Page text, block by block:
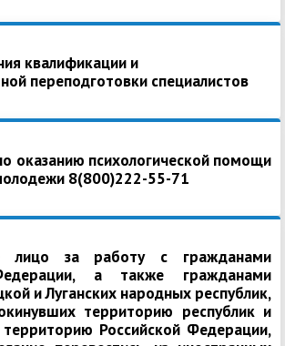
квалификации и
переподготовки специалистов
оказанию психологической помощи
8(800)222-55-71
лицо за работу с гражданами
а также гражданами
и Луганских народных республик,
территорию республик и
Российской Федерации,